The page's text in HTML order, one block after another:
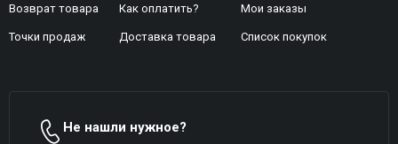
Возврат товара
Точки продаж
Как оплатить?
Доставка товара
Mои заказы
Список покупок
Не нашли нужное?